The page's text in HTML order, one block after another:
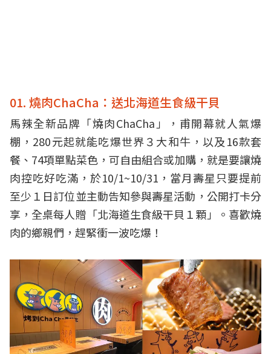
01. 燒肉ChaCha：送北海道生食級干貝
馬辣全新品牌「燒肉ChaCha」，甫開幕就人氣爆
棚，280元起就能吃爆世界３大和牛，以及16款套
餐、74項單點菜色，可自由組合或加購，就是要讓燒
肉控吃好吃滿，於10/1~10/31，當月壽星只要提前
至少１日訂位並主動告知參與壽星活動，公開打卡分
享，全桌每人贈「北海道生食級干貝１顆」。喜歡燒
肉的鄉親們，趕緊衝一波吃爆！